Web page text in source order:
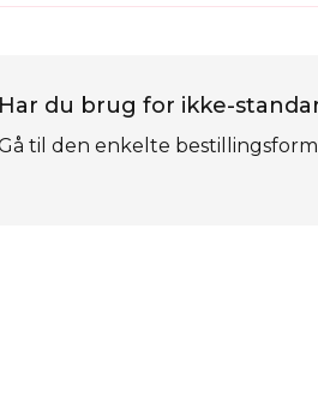
Har du brug for ikke-
til den enkelte